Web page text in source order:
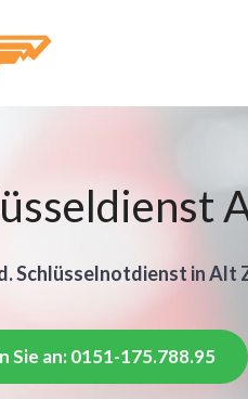
Schlüsselnotdienst in Alt
Sie an: 0151-175.788.95